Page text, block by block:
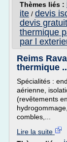
Thèmes liés :
ite / devis
devis
thermique
par l
Reims
thermique
Spécialités :
aérienne,
(revêtements
combles,...
Lire la suite